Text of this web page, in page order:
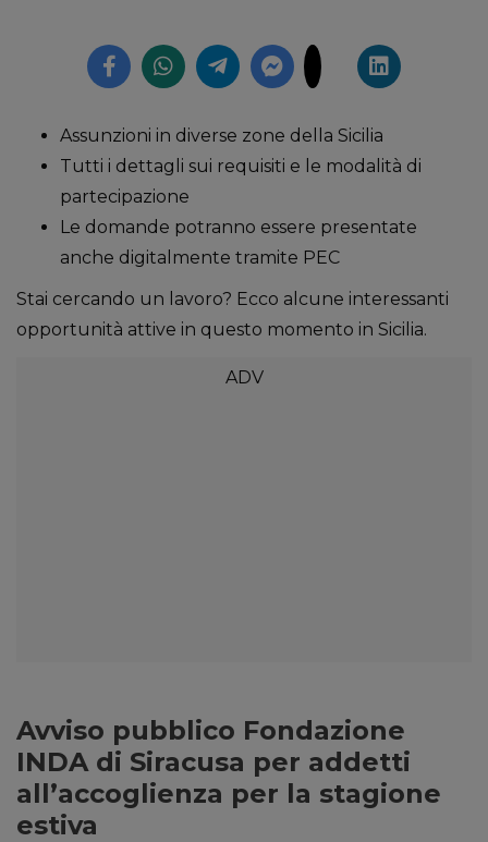
Assunzioni in diverse zone della Sicilia
Tutti i dettagli sui requisiti e le modalità di
partecipazione
Le domande potranno essere presentate
anche digitalmente tramite PEC
Stai cercando un lavoro? Ecco alcune interessanti
opportunità attive in questo momento in Sicilia.
Avviso pubblico Fondazione
INDA di Siracusa per addetti
all’accoglienza per la stagione
estiva